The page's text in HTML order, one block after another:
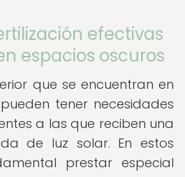
efectivas
espacios oscuros
que se encuentran en
tener necesidades
a las que reciben una
de luz solar. En estos
prestar especial